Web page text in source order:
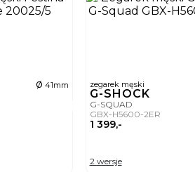
ø 41mm zegarek męski
G-SHOCK
G-SQUAD
GBX-H5600-2ER
1 399,-
2 wersje